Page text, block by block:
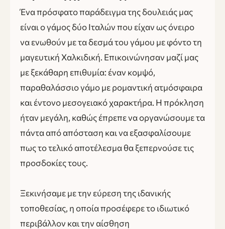
Ένα πρόσφατο παράδειγμα της δουλειάς μας
είναι ο γάμος δύο Ιταλών που είχαν ως όνειρο
να ενωθούν με τα δεσμά του γάμου με φόντο τη
μαγευτική Χαλκιδική. Επικοινώνησαν μαζί μας
με ξεκάθαρη επιθυμία: έναν κομψό,
παραθαλάσσιο γάμο με ρομαντική ατμόσφαιρα
και έντονο μεσογειακό χαρακτήρα. Η πρόκληση
ήταν μεγάλη, καθώς έπρεπε να οργανώσουμε τα
πάντα από απόσταση και να εξασφαλίσουμε
πως το τελικό αποτέλεσμα θα ξεπερνούσε τις
προσδοκίες τους.
Ξεκινήσαμε με την εύρεση της ιδανικής
τοποθεσίας, η οποία προσέφερε το ιδιωτικό
περιβάλλον και την αίσθηση